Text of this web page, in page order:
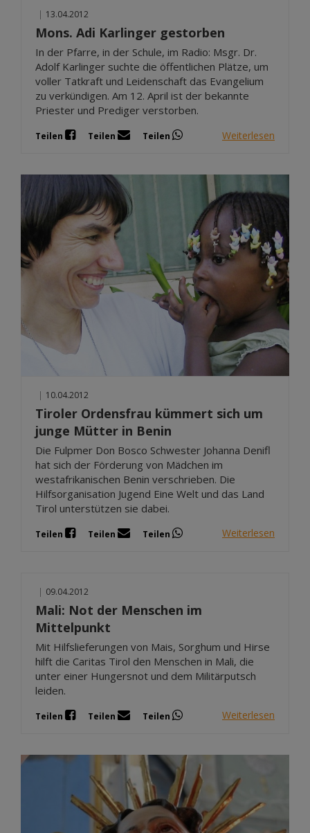
13.04.2012
Mons. Adi Karlinger gestorben
In der Pfarre, in der Schule, im Radio: Msgr. Dr.
Adolf Karlinger suchte die öffentlichen Plätze, um
voller Tatkraft und Leidenschaft das Evangelium
zu verkündigen. Am 12. April ist der bekannte
Priester und Prediger verstorben.
Teilen Teilen Teilen Weiterlesen
| 10.04.2012
Tiroler Ordensfrau kümmert sich um
junge Mütter in Benin
Die Fulpmer Don Bosco Schwester Johanna Denifl
hat sich der Förderung von Mädchen im
westafrikanischen Benin verschrieben. Die
Hilfsorganisation Jugend Eine Welt und das Land
Tirol unterstützen sie dabei.
Teilen Teilen Teilen Weiterlesen
| 09.04.2012
Mali: Not der Menschen im
Mittelpunkt
Mit Hilfslieferungen von Mais, Sorghum und Hirse
hilft die Caritas Tirol den Menschen in Mali, die
unter einer Hungersnot und dem Militärputsch
leiden.
Teilen Teilen Teilen Weiterlesen